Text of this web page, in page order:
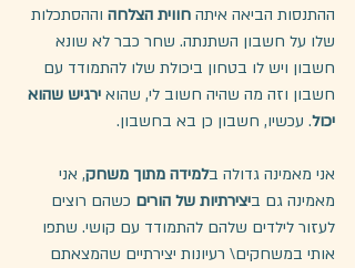
ההתנסות הביאה איתה חווית הצלחה וההסתכלות
שלו על חשבון השתנתה. שחר כבר לא שונא
חשבון ויש לו בטחון ביכולת שלו להתמודד עם
חשבון וזה מה שהיה חשוב לי, שהוא ירגיש שהוא
יכול. עכשיו, חשבון כן בא בחשבון.
אני מאמינה גדולה בלמידה מתוך משחק, אני
מאמינה גם ביצירתיות של הורים כשהם רוצים
לעזור לילדים שלהם להתמודד עם קושי. שתפו
אותי במשחקים\ רעיונות יצירתיים שהמצאתם